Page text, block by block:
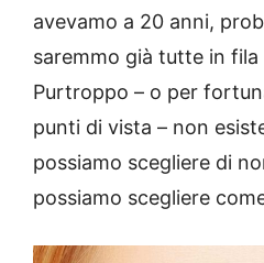
avevamo a 20 anni,
saremmo già tutte in
Purtroppo – o per
punti di vista – non
possiamo scegliere di
possiamo scegliere